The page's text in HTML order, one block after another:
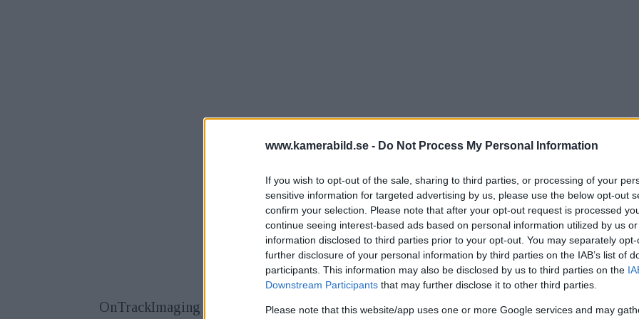
www.kamerabild.se - Do Not Process My Personal Information
If you wish to opt-out of the sale, sharing to third parties, or processing of your
sensitive information for targeted advertising by us, please use the below opt-out
confirm your selection. Please note that after your opt-out request is processed
continue seeing interest-based ads based on personal information utilized by us
information disclosed to third parties prior to your opt-out. You may separately
further disclosure of your personal information by third parties on the IAB’s list of
participants. This information may also be disclosed by us to third parties on the
Downstream Participants that may further disclose it to other third parties.
Please note that this website/app uses one or more Google services and may
OnTrackImaging 2008 riktar sig till alla som arbetar inom eller som har ett stort intresse